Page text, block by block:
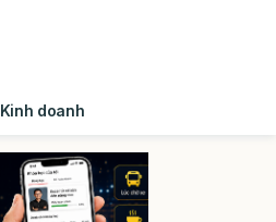
Kinh doanh